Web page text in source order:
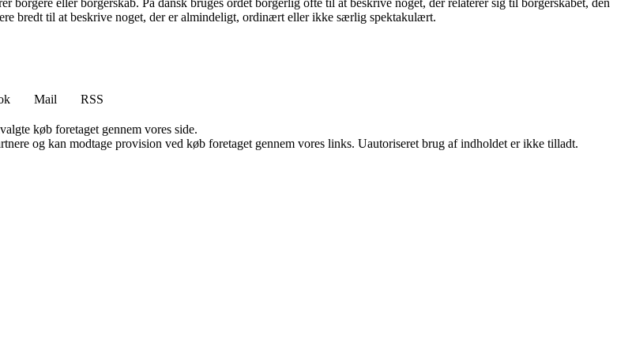
eller borgerskab. På dansk bruges ordet borgerlig ofte til at beskrive noget, der relaterer sig til borgerskabet, den
bredt til at beskrive noget, der er almindeligt, ordinært eller ikke særlig spektakulært.
Mail
RSS
køb foretaget gennem vores side.
og kan modtage provision ved køb foretaget gennem vores links. Uautoriseret brug af indholdet er ikke tilladt.